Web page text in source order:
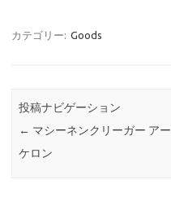
カテゴリー: Goods
投稿ナビゲーション
← マシーネンクリーガー アー
ケロン